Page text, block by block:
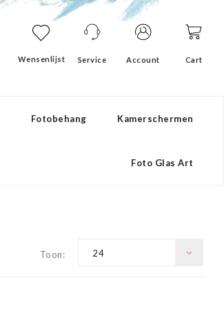
Wensenlijst Service Account Cart
Fotobehang Kamerschermen
Foto Glas Art
Toon: 24